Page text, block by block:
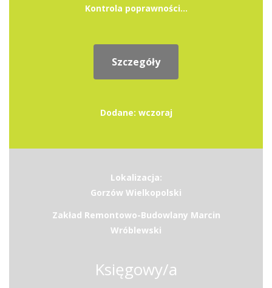
Kontrola poprawności...
Szczegóły
Dodane: wczoraj
Lokalizacja:
Gorzów Wielkopolski
Zakład Remontowo-Budowlany Marcin
Wróblewski
Księgowy/a